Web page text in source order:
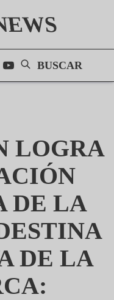
BUSCAR
LOGRA
DE LA
DE LA